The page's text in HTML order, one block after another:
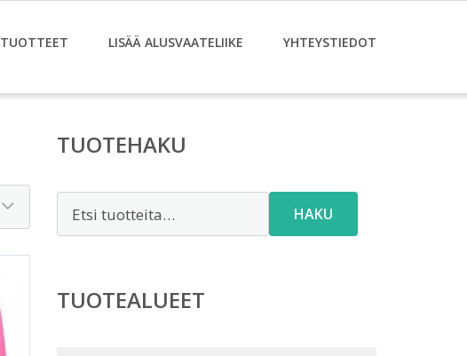
TUOTTEET LISÄÄ ALUSVAATELIIKE YHTEYSTIEDOT
TUOTEHAKU
HAKU
TUOTEALUEET